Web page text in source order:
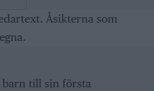
Åsikterna som
barn till sin första